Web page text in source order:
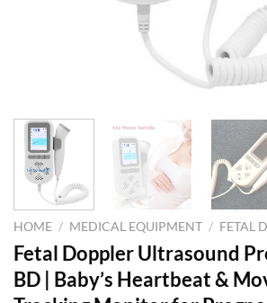
HOME / MEDICAL EQUIPMENT / FETAL
Fetal Doppler Ultrasound
BD | Baby’s Heartbeat &